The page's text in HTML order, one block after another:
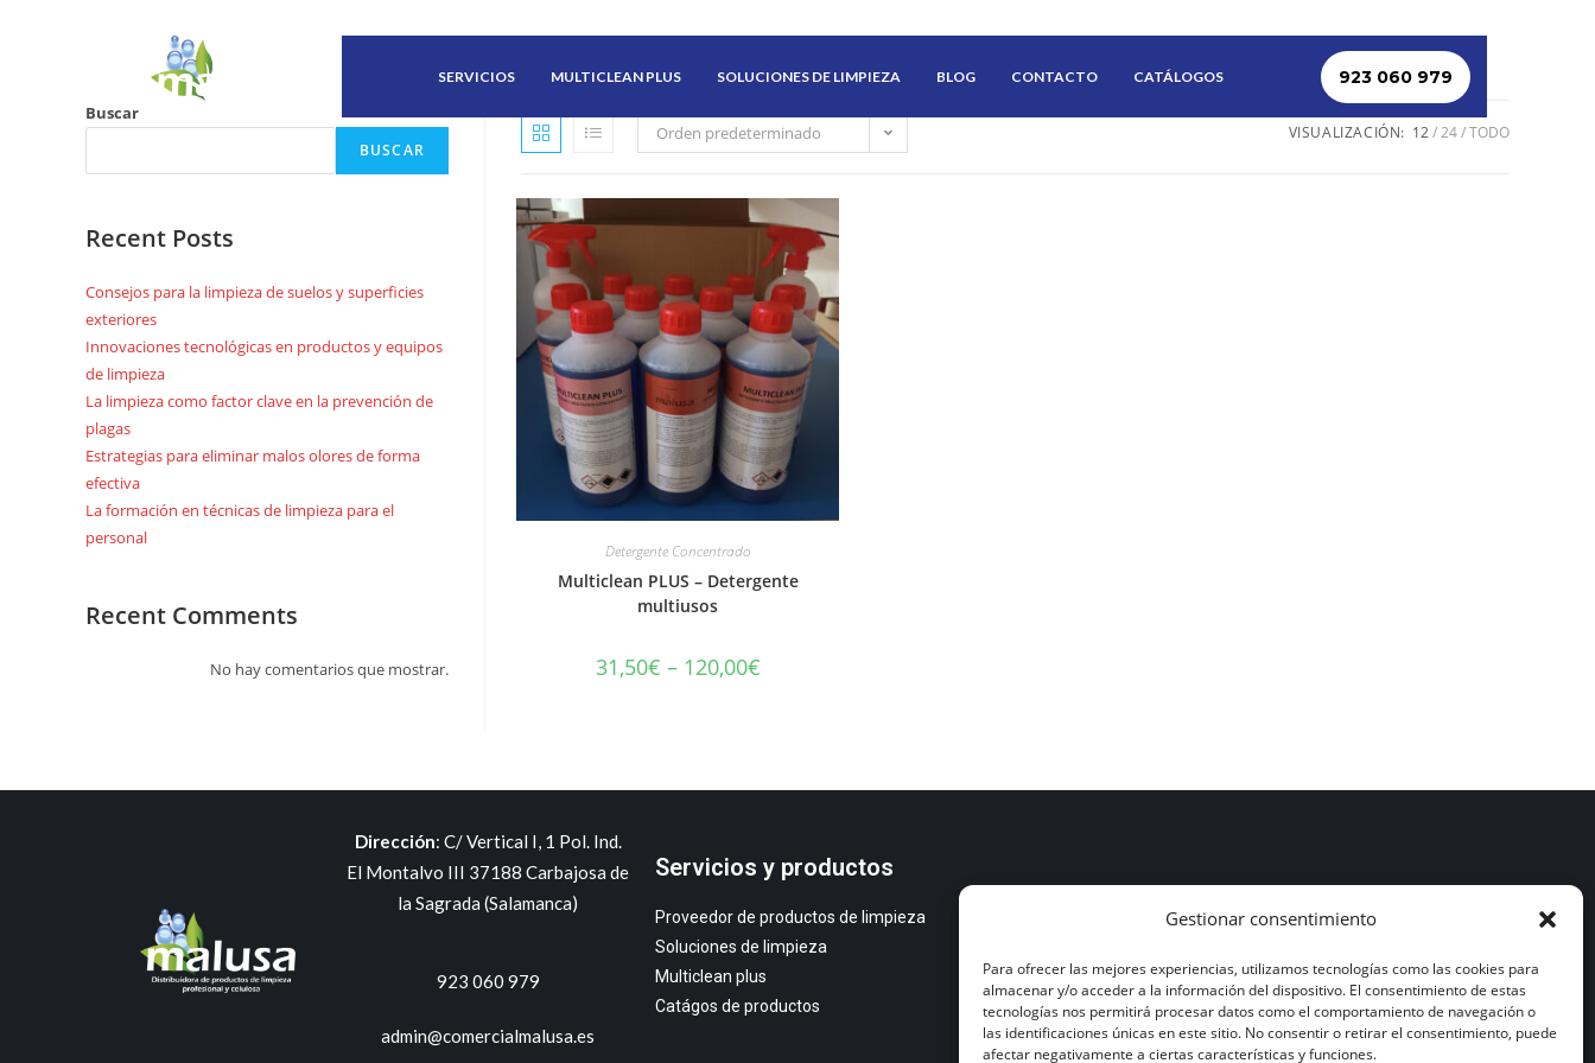
Gestionar consentimiento
Para ofrecer las mejores experiencias, utilizamos tecnologías como las cookies para
almacenar y/o acceder a la información del dispositivo. El consentimiento de estas
tecnologías nos permitirá procesar datos como el comportamiento de navegación o
las identificaciones únicas en este sitio. No consentir o retirar el consentimiento, puede
afectar negativamente a ciertas características y funciones.
SERVICIOS MULTICLEAN PLUS SOLUCIONES DE LIMPIEZA BLOG CONTACTO CATÁLOGOS 923 060 979
Orden predeterminado VISUALIZACIÓN: 12 24 TODO
Detergente Concentrado
Multiclean PLUS – Detergente
multiusos
31,50€ – 120,00€
Buscar
BUSCAR
Recent Posts
Consejos para la limpieza de suelos y superficies
exteriores
Innovaciones tecnológicas en productos y equipos
de limpieza
La limpieza como factor clave en la prevención de
plagas
Estrategias para eliminar malos olores de forma
efectiva
La formación en técnicas de limpieza para el
personal
Recent Comments
No hay comentarios que mostrar.
Dirección: C/ Vertical I, 1 Pol. Ind.
El Montalvo III 37188 Carbajosa de
la Sagrada (Salamanca)
923 060 979
admin@comercialmalusa.es
Servicios y productos
Proveedor de productos de limpieza
Soluciones de limpieza
Multiclean plus
Catágos de productos
Política de cookies